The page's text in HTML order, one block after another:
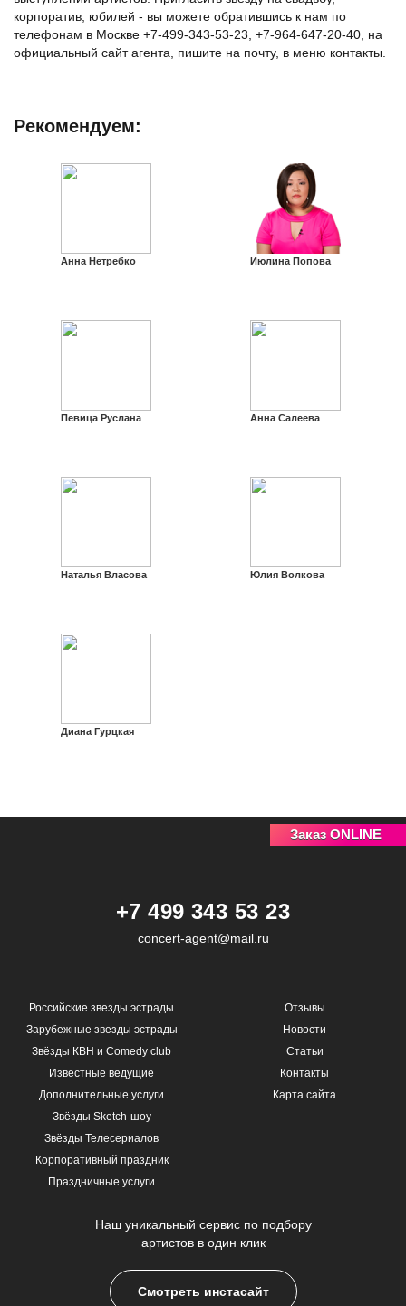
Заказ ONLINE
корпоратив, юбилей - вы можете обратившись к нам по
телефонам в Москве +7-499-343-53-23, +7-964-647-20-40, на
официальный сайт агента, пишите на почту, в меню контакты.
Рекомендуем:
Анна Нетребко Июлина Попова
Певица Руслана Анна Салеева
Наталья Власова Юлия Волкова
Диана Гурцкая
+7 499 343 53 23
concert-agent@mail.ru
Российские звезды эстрады
Зарубежные звезды эстрады
Звёзды КВН и Comedy club
Известные ведущие
Дополнительные услуги
Звёзды Sketch-шоу
Звёзды Телесериалов
Корпоративный праздник
Праздничные услуги
Отзывы
Новости
Статьи
Контакты
Карта сайта
Наш уникальный сервис по подбору
артистов в один клик
Смотреть инстасайт